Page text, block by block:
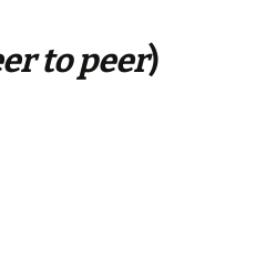
to peer)